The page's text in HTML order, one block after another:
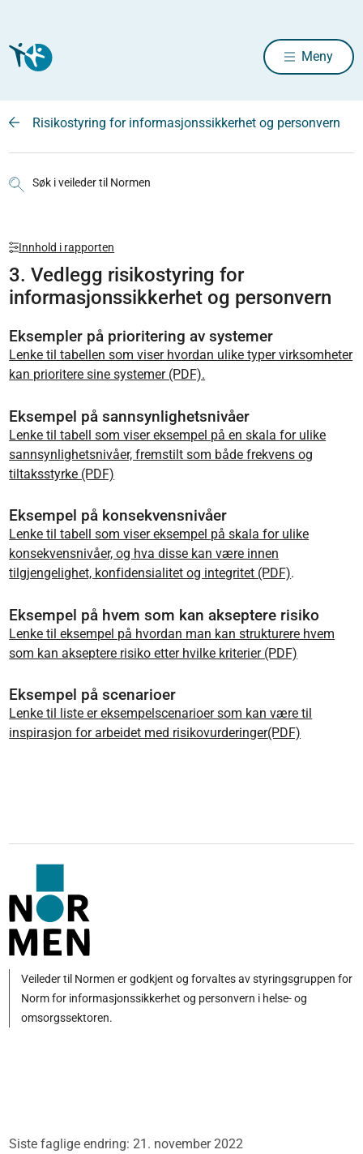
Meny
Risikostyring for informasjonssikkerhet og personvern
Søk i veileder til Normen
Innhold i rapporten
3. Vedlegg risikostyring for
informasjonssikkerhet og personvern
Eksempler på prioritering av systemer
Lenke til tabellen som viser hvordan ulike typer virksomheter
kan prioritere sine systemer (PDF).
Eksempel på sannsynlighetsnivåer
Lenke til tabell som viser eksempel på en skala for ulike
sannsynlighetsnivåer, fremstilt som både frekvens og
tiltaksstyrke (PDF)
Eksempel på konsekvensnivåer
Lenke til tabell som viser eksempel på skala for ulike
konsekvensnivåer, og hva disse kan være innen
tilgjengelighet, konfidensialitet og integritet (PDF).
Eksempel på hvem som kan akseptere risiko
Lenke til eksempel på hvordan man kan strukturere hvem
som kan akseptere risiko etter hvilke kriterier (PDF)
Eksempel på scenarioer
Lenke til liste er eksempelscenarioer som kan være til
inspirasjon for arbeidet med risikovurderinger(PDF)
Veileder til Normen er godkjent og forvaltes av styringsgruppen for
Norm for informasjonssikkerhet og personvern i helse- og
omsorgssektoren.
Siste faglige endring: 21. november 2022